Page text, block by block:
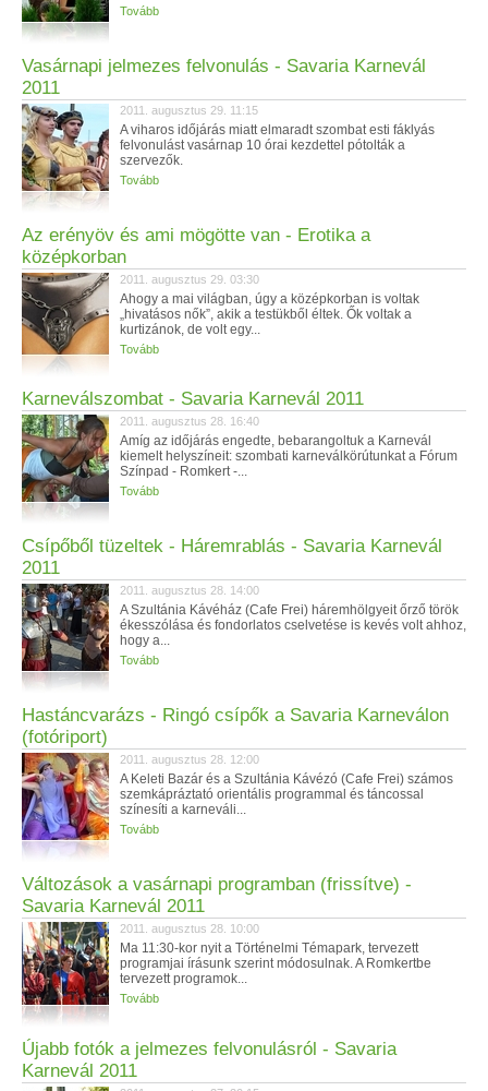
Tovább
Vasárnapi jelmezes felvonulás - Savaria Karnevál
2011
2011. augusztus 29. 11:15
A viharos időjárás miatt elmaradt szombat esti fáklyás
felvonulást vasárnap 10 órai kezdettel pótolták a
szervezők.
Tovább
Az erényöv és ami mögötte van - Erotika a
középkorban
2011. augusztus 29. 03:30
Ahogy a mai világban, úgy a középkorban is voltak
„hivatásos nők”, akik a testükből éltek. Ők voltak a
kurtizánok, de volt egy...
Tovább
Karneválszombat - Savaria Karnevál 2011
2011. augusztus 28. 16:40
Amíg az időjárás engedte, bebarangoltuk a Karnevál
kiemelt helyszíneit: szombati karneválkörútunkat a Fórum
Színpad - Romkert -...
Tovább
Csípőből tüzeltek - Háremrablás - Savaria Karnevál
2011
2011. augusztus 28. 14:00
A Szultánia Kávéház (Cafe Frei) háremhölgyeit őrző török
ékesszólása és fondorlatos cselvetése is kevés volt ahhoz,
hogy a...
Tovább
Hastáncvarázs - Ringó csípők a Savaria Karneválon
(fotóriport)
2011. augusztus 28. 12:00
A Keleti Bazár és a Szultánia Kávézó (Cafe Frei) számos
szemkápráztató orientális programmal és táncossal
színesíti a karneváli...
Tovább
Változások a vasárnapi programban (frissítve) -
Savaria Karnevál 2011
2011. augusztus 28. 10:00
Ma 11:30-kor nyit a Történelmi Témapark, tervezett
programjai írásunk szerint módosulnak. A Romkertbe
tervezett programok...
Tovább
Újabb fotók a jelmezes felvonulásról - Savaria
Karnevál 2011